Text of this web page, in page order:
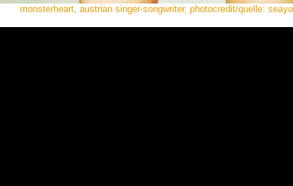
monsterheart, austrian singer-songwriter, photocredit/quelle: